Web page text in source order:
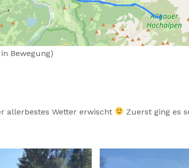
Bewegung)
allerbestes Wetter erwischt
Zuerst ging es